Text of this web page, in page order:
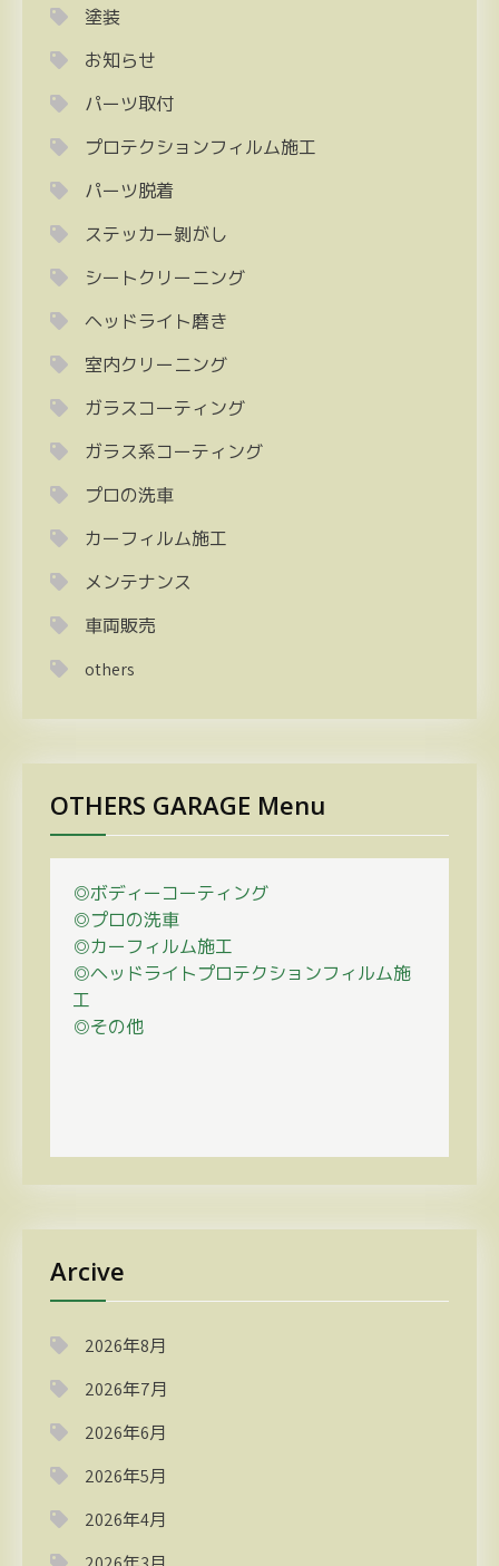
塗装
お知らせ
パーツ取付
プロテクションフィルム施工
パーツ脱着
ステッカー剝がし
シートクリーニング
ヘッドライト磨き
室内クリーニング
ガラスコーティング
ガラス系コーティング
プロの洗車
カーフィルム施工
メンテナンス
車両販売
others
OTHERS GARAGE Menu
◎ボディーコーティング
◎プロの洗車
◎カーフィルム施工
◎ヘッドライトプロテクションフィルム施
工
◎その他
Arcive
2026年8月
2026年7月
2026年6月
2026年5月
2026年4月